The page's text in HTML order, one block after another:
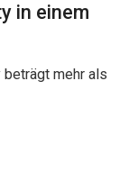
in einem
beträgt mehr als